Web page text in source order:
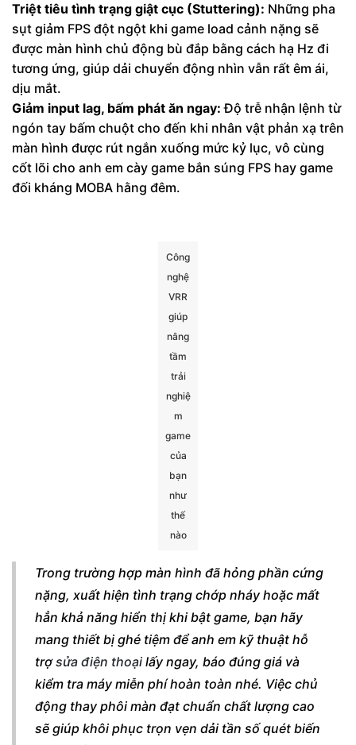
Triệt tiêu tình trạng giật cục (Stuttering): Những pha
sụt giảm FPS đột ngột khi game load cảnh nặng sẽ
được màn hình chủ động bù đắp bằng cách hạ Hz đi
tương ứng, giúp dải chuyển động nhìn vẫn rất êm ái,
dịu mắt.
Giảm input lag, bấm phát ăn ngay: Độ trễ nhận lệnh từ
ngón tay bấm chuột cho đến khi nhân vật phản xạ trên
màn hình được rút ngắn xuống mức kỷ lục, vô cùng
cốt lõi cho anh em cày game bắn súng FPS hay game
đối kháng MOBA hằng đêm.
Công
nghệ
VRR
giúp
nâng
tầm
trải
nghiệ
m
game
của
bạn
như
thế
nào
Trong trường hợp màn hình đã hỏng phần cứng
nặng, xuất hiện tình trạng chớp nháy hoặc mất
hẳn khả năng hiển thị khi bật game, bạn hãy
mang thiết bị ghé tiệm để anh em kỹ thuật hỗ
trợsửa điện thoại lấy ngay, báo đúng giá và
kiểm tra máy miễn phí hoàn toàn nhé. Việc chủ
động thay phôi màn đạt chuẩn chất lượng cao
sẽ giúp khôi phục trọn vẹn dải tần số quét biến